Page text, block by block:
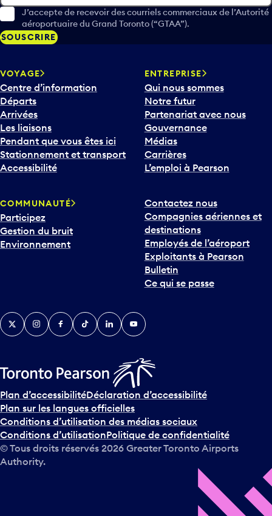
J’accepte de recevoir des courriels commerciaux de l’Autorité
aéroportuaire du Grand Toronto (“GTAA”).
SOUSCRIRE
VOYAGE
Centre d’information
Départs
Arrivées
Les liaisons
Pendant que vous êtes ici
Stationnement et transport
Accessibilité
ENTREPRISE
Qui nous sommes
Notre futur
Partenariat avec nous
Gouvernance
Médias
Carrières
L’emploi à Pearson
COMMUNAUTÉ
Participez
Gestion du bruit
Environnement
Contactez nous
Compagnies aériennes et
destinations
Employés de l’aéroport
Exploitants à Pearson
Bulletin
Ce qui se passe
TwitterInstagramFacebook
TikTokLinkedInYouTube
Plan d’accessibilitéDéclaration d’accessibilité
Plan sur les langues officielles
Conditions d’utilisation des médias sociaux
Conditions d’utilisationPolitique de confidentialité
© Tous droits réservés 2026 Greater Toronto Airports
Authority.